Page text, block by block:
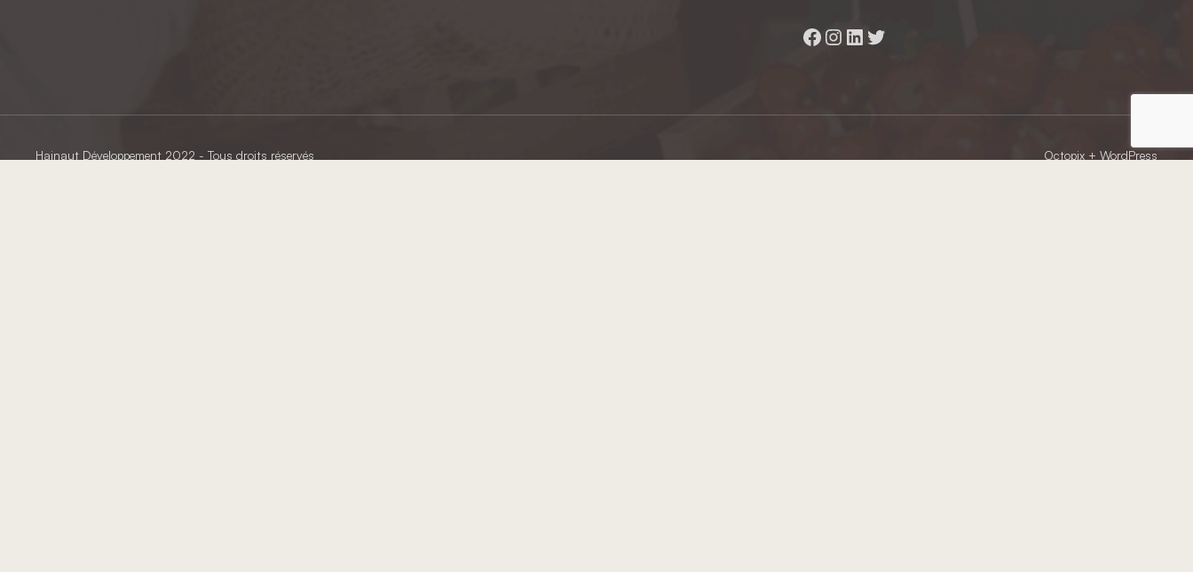
Facebook
Instagram
LinkedIn
Twitter
Hainaut Développement 2022 - Tous droits réservés Octopix+ WordPress